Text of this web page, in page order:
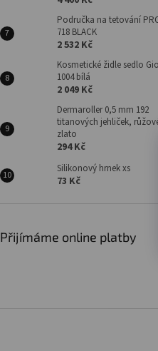
Područka na tetování
718 BLACK
2 532 Kč
Kosmetické židle sedlo
1004 bílá
2 049 Kč
Dermaroller 0,5 mm 192
titanových jehliček,
zlato
294 Kč
Silikonový hrnek xs
73 Kč
Přijímáme online platby